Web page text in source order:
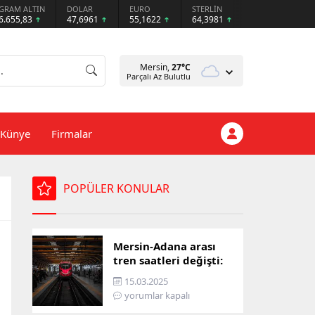
ALTIN DOLAR
47,6961
EURO
55,1622
STERLİN
64,3981
Mersin,27°C
Parçalı Az Bulutlu
Künye Firmalar
POPÜLER KONULAR
Mersin-Adana arası
tren saatleri değişti:
İşte yeni ulaşım listesi
15.03.2025
yorumlar kapalı